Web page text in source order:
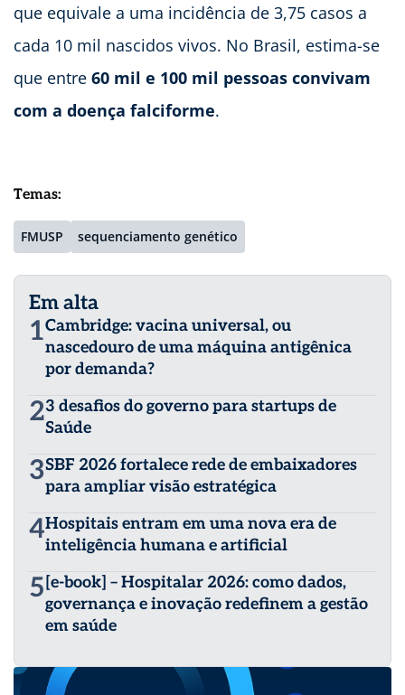
que equivale a uma incidência de 3,75 casos a
cada 10 mil nascidos vivos. No Brasil, estima-se
que entre 60 mil e 100 mil pessoas convivam
com a doença falciforme.
Temas:
FMUSP sequenciamento genético
Em alta
1Cambridge: vacina universal, ou
nascedouro de uma máquina antigênica
por demanda?
23 desafios do governo para startups de
Saúde
3SBF 2026 fortalece rede de embaixadores
para ampliar visão estratégica
4Hospitais entram em uma nova era de
inteligência humana e artificial
5 [e-book] – Hospitalar 2026: como dados,
governança e inovação redefinem a gestão
em saúde